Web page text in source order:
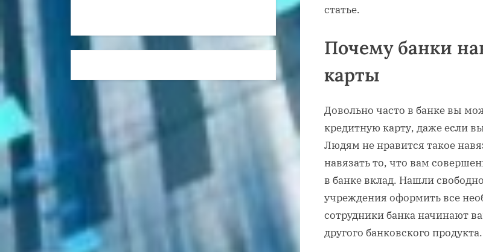
статье.
Почему банки
карты
Довольно часто в банке вы
кредитную карту, даже если
Людям не нравится такое
навязать то, что вам
в банке вклад. Нашли
учреждения оформить все
сотрудники банка начинают
другого банковского продукта.